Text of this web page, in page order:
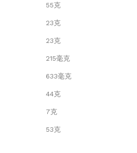
55克
23克
23克
215毫克
633毫克
44克
7克
53克